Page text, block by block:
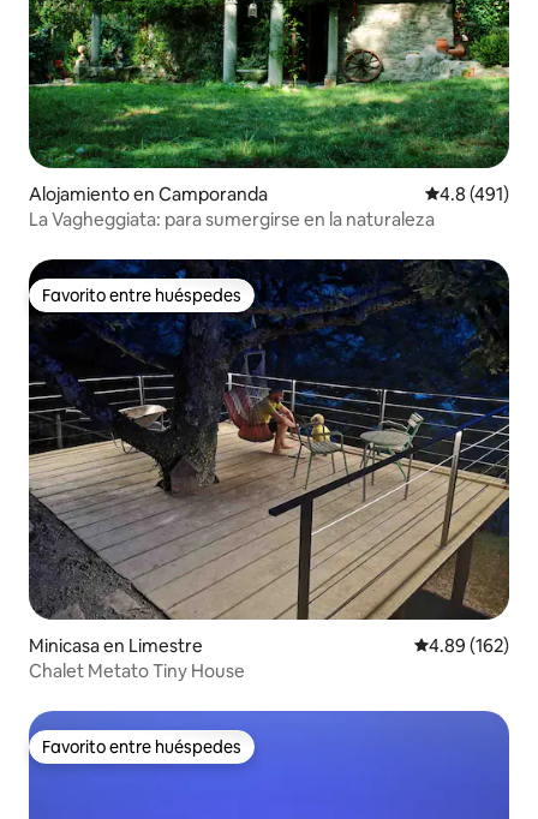
Alojamiento en Camporanda Calificación
4.8 (491)
La Vagheggiata: para sumergirse en la naturaleza
Favorito entre huéspedes
Favorito entre huéspedes
Minicasa en Limestre Calificación
4.89 (162)
Chalet Metato Tiny House
Favorito entre huéspedes
Favorito entre huéspedes